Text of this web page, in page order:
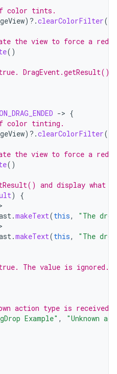
color tints.
) ?.clearColorFilter()
the view to force a
()
DragEvent.getResult()
-> {
color tinting.
) ?.clearColorFilter()
the view to force a
()
and display what
)
{
.makeText(this,
"The
.makeText(this,
"The
The value is ignored.
action type is received.
Example" ,
"Unknown